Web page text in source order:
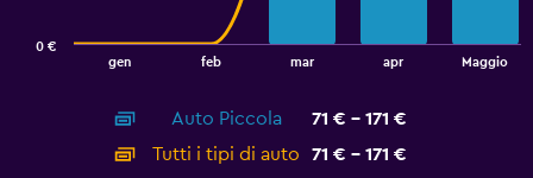
gen feb mar apr Maggio
0 €
Auto Piccola
71 € - 171 €
Tutti i tipi di auto
71 € - 171 €